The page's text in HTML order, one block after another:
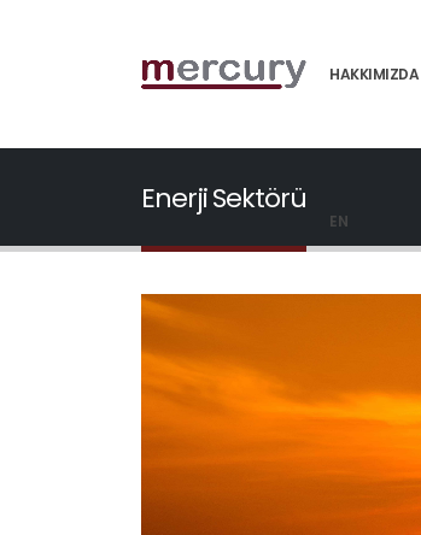
HAKKIMIZDA
EN
Enerji Sektörü